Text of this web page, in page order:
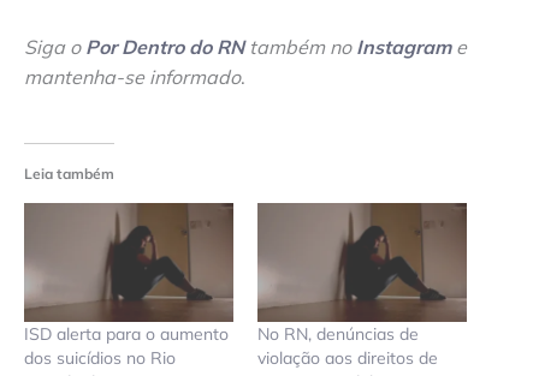
Siga o Por Dentro do RNtambém no Instagrame
mantenha-se informado.
Leia também
ISD alerta para o aumento
dos suicídios no Rio
No RN, denúncias de
violação aos direitos de